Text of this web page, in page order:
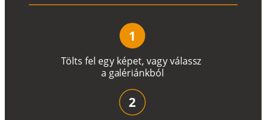
Tölts fel egy képet, vagyválassz
a galériánkból
1
2